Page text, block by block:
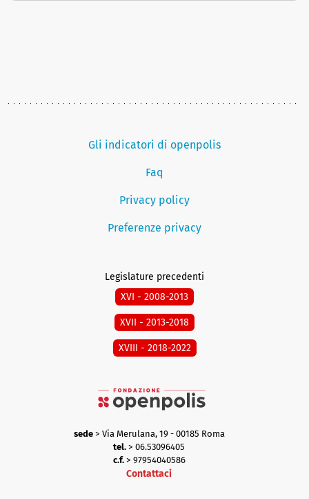
Gli indicatori di openpolis
Faq
Privacy policy
Preferenze privacy
Legislature precedenti
XVI - 2008-2013
XVII - 2013-2018
XVIII - 2018-2022
sede> Via Merulana, 19 - 00185 Roma
tel. > 06.53096405
c.f.> 97954040586
Contattaci